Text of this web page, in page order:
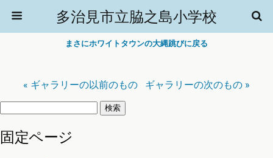
多治見市立脇之島小学校
まさにホワイトタウンの大縄跳びに戻る
« ギャラリーの以前のもの
ギャラリーの次のもの »
検
固定ページ